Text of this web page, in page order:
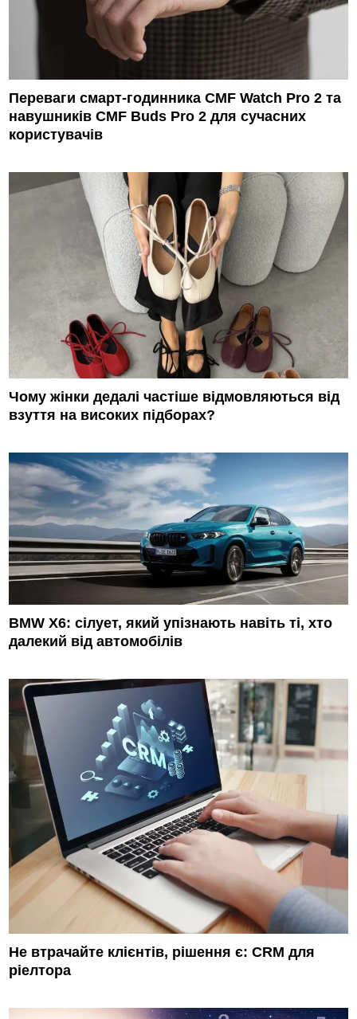
Переваги смарт-годинника CMF Watch Pro 2 та
навушників CMF Buds Pro 2 для сучасних
користувачів
Чому жінки дедалі частіше відмовляються від
взуття на високих підборах?
BMW X6: сілует, який упізнають навіть ті, хто
далекий від автомобілів
Не втрачайте клієнтів, рішення є: CRM для
ріелтора